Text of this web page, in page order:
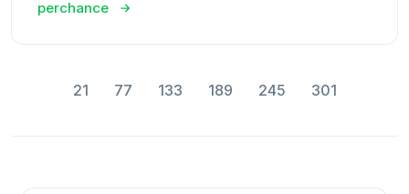
perchance
21 77 133 189 245 301